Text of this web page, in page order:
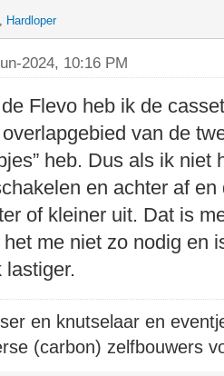
, Hardloper
2024, 10:16 PM
Flevo heb ik de
van de
heb. Dus als ik niet
en achter af
of kleiner uit. Dat is
het me niet zo nodig en
lastiger.
en knutselaar en
(carbon) zelfbouwers